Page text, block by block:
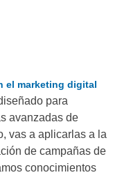
el marketing digital
para
avanzadas de
vas a aplicarlas a la
de campañas de
conocimientos